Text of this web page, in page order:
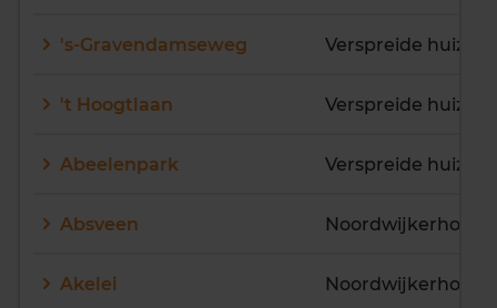
Q
R U
V
's-Gravendamseweg
't Hoogtlaan
Abeelenpark
Absveen Noordwijkerhout
Akelei Noordwijkerhout